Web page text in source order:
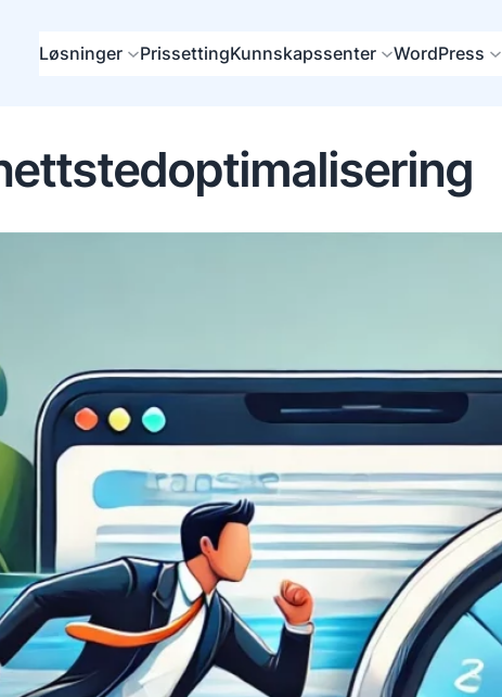
Løsninger PrissettingKunnskapssenter WordPress